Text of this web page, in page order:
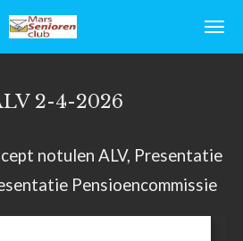
2-4-2026
notulen ALV, Presentatie
Pensioencommissie